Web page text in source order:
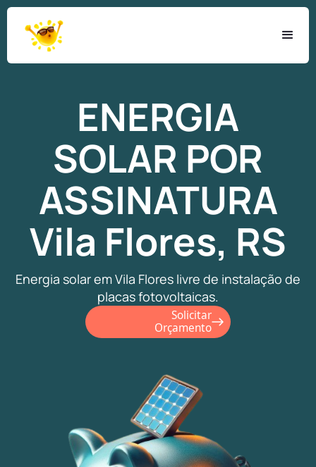
ENERGIA
SOLAR POR
ASSINATURA
Vila Flores, RS
Energia solar em Vila Flores livre de instalação de
placas fotovoltaicas.
Solicitar
Orçamento